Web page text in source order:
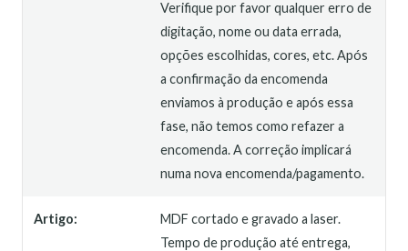
Verifique por favor qualquer erro de
digitação, nome ou data errada,
opções escolhidas, cores, etc. Após
a confirmação da encomenda
enviamos à produção e após essa
fase, não temos como refazer a
encomenda. A correção implicará
numa nova encomenda/pagamento.
Artigo:
MDF cortado e gravado a laser.
Tempo de produção até entrega,